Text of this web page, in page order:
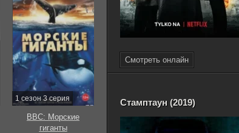
Смотреть онлайн
Стамптаун (2019)
1 сезон 3 серия
BBC: Морские
гиганты